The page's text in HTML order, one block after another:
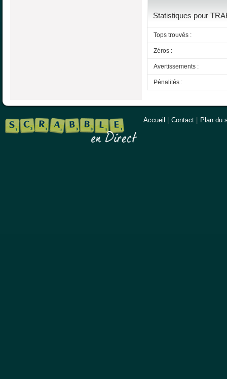
Statistiques pour
Tops trouvés :
Zéros :
Avertissements :
Pénalités :
Accueil Contact Plan du